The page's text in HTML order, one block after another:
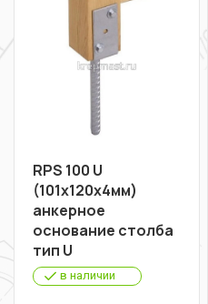
RPS 100 U
(101х120х4мм)
анкерное
основание столба
тип U
в наличии